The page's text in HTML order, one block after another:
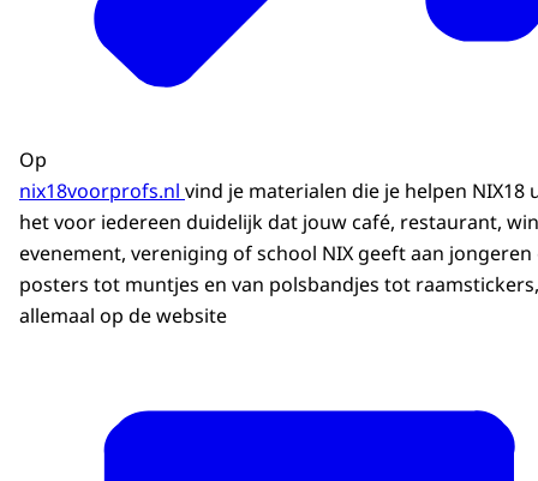
Op
nix18voorprofs.nl vind je materialen die je helpen NIX18
het voor iedereen duidelijk dat jouw café, restaurant,
evenement, vereniging of school NIX geeft aan jongeren
posters tot muntjes en van polsbandjes tot
allemaal op de website